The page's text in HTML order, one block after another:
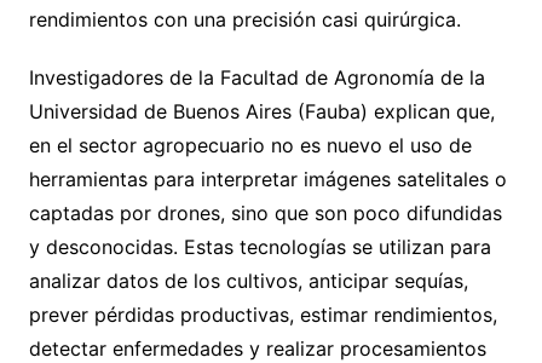
rendimientos con una precisión casi quirúrgica.
Investigadores de la Facultad de Agronomía de la
Universidad de Buenos Aires (Fauba) explican que,
en el sector agropecuario no es nuevo el uso de
herramientas para interpretar imágenes satelitales o
captadas por drones, sino que son poco difundidas
y desconocidas. Estas tecnologías se utilizan para
analizar datos de los cultivos, anticipar sequías,
prever pérdidas productivas, estimar rendimientos,
detectar enfermedades y realizar procesamientos